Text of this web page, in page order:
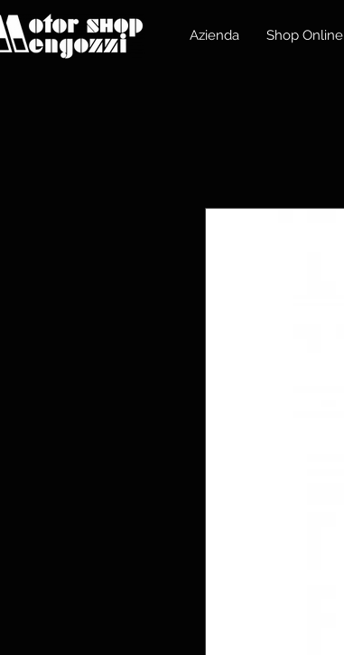
Azienda Shop Online